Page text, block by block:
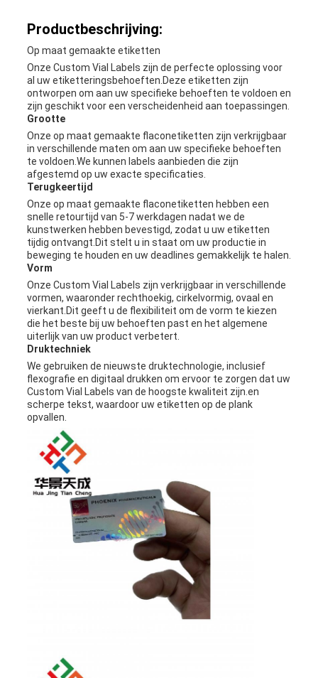
Productbeschrijving:
Op maat gemaakte etiketten
Onze Custom Vial Labels zijn de perfecte oplossing voor
al uw etiketteringsbehoeften.Deze etiketten zijn
ontworpen om aan uw specifieke behoeften te voldoen en
zijn geschikt voor een verscheidenheid aan toepassingen.
Grootte
Onze op maat gemaakte flaconetiketten zijn verkrijgbaar
in verschillende maten om aan uw specifieke behoeften
te voldoen.We kunnen labels aanbieden die zijn
afgestemd op uw exacte specificaties.
Terugkeertijd
Onze op maat gemaakte flaconetiketten hebben een
snelle retourtijd van 5-7 werkdagen nadat we de
kunstwerken hebben bevestigd, zodat u uw etiketten
tijdig ontvangt.Dit stelt u in staat om uw productie in
beweging te houden en uw deadlines gemakkelijk te halen.
Vorm
Onze Custom Vial Labels zijn verkrijgbaar in verschillende
vormen, waaronder rechthoekig, cirkelvormig, ovaal en
vierkant.Dit geeft u de flexibiliteit om de vorm te kiezen
die het beste bij uw behoeften past en het algemene
uiterlijk van uw product verbetert.
Druktechniek
We gebruiken de nieuwste druktechnologie, inclusief
flexografie en digitaal drukken om ervoor te zorgen dat uw
Custom Vial Labels van de hoogste kwaliteit zijn.en
scherpe tekst, waardoor uw etiketten op de plank
opvallen.